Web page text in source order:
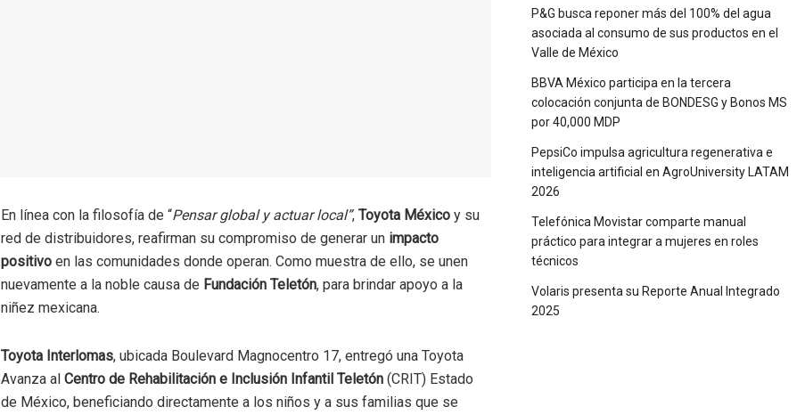
En línea con la filosofía de “Pensar global y actuar local”, Toyota México y su
red de distribuidores, reafirman su compromiso de generar un impacto
positivo en las comunidades donde operan. Como muestra de ello, se unen
nuevamente a la noble causa de Fundación Teletón, para brindar apoyo a la
niñez mexicana.
Toyota Interlomas, ubicada Boulevard Magnocentro 17, entregó una Toyota
Avanza al Centro de Rehabilitación e Inclusión Infantil Teletón (CRIT) Estado
de México, beneficiando directamente a los niños y a sus familias que se
P&G busca reponer más del 100% del agua
asociada al consumo de sus productos en el
Valle de México
BBVA México participa en la tercera
colocación conjunta de BONDESG y Bonos MS
por 40,000 MDP
PepsiCo impulsa agricultura regenerativa e
inteligencia artificial en AgroUniversity LATAM
2026
Telefónica Movistar comparte manual
práctico para integrar a mujeres en roles
técnicos
Volaris presenta su Reporte Anual Integrado
2025